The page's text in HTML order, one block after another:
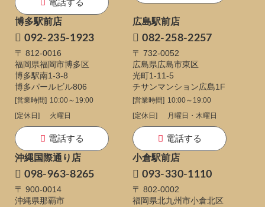
電話する
博多駅前店
092-235-1923
〒 812-0016
福岡県福岡市博多区
博多駅南1-3-8
博多パールビル806
[営業時間] 10:00～19:00
[定休日]
火曜日
電話する
広島駅前店
082-258-2257
〒 732-0052
広島県広島市東区
光町1-11-5
チサンマンション広島1F
[営業時間] 10:00～19:00
[定休日]
月曜日・木曜日
電話する
沖縄国際通り店
098-963-8265
〒 900-0014
沖縄県那覇市
小倉駅前店
093-330-1110
〒 802-0002
福岡県北九州市小倉北区